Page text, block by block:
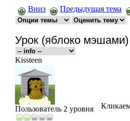
Вниз Предыдущая тема
Урок (яблоко мэшами)
Kissteen
Пользователь 2 уровня